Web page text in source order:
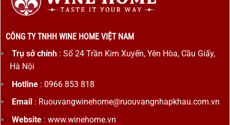
CÔNG TY TNHH WINE HOME VIỆT NAM
Trụ sở chính: Số 24 Trần Kim Xuyến, Yên Hòa, Cầu Giấy,
Hà Nội
Hotline: 0966 853 818
Email : Ruouvangwinehome@ruouvangnhapkhau.com.vn
Website: www.winehome.vn